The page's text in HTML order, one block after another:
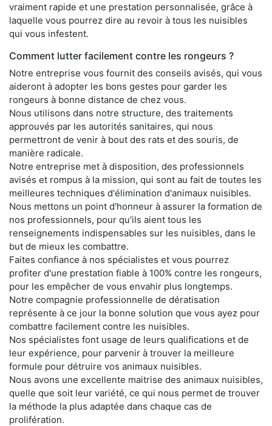
vraiment rapide et une prestation personnalisée, grâce à
laquelle vous pourrez dire au revoir à tous les nuisibles
qui vous infestent.
Comment lutter facilement contre les rongeurs ?
Notre entreprise vous fournit des conseils avisés, qui vous
aideront à adopter les bons gestes pour garder les
rongeurs à bonne distance de chez vous.
Nous utilisons dans notre structure, des traitements
approuvés par les autorités sanitaires, qui nous
permettront de venir à bout des rats et des souris, de
manière radicale.
Notre entreprise met à disposition, des professionnels
avisés et rompus à la mission, qui sont au fait de toutes les
meilleures techniques d'élimination d'animaux nuisibles.
Nous mettons un point d'honneur à assurer la formation de
nos professionnels, pour qu'ils aient tous les
renseignements indispensables sur les nuisibles, dans le
but de mieux les combattre.
Faites confiance à nos spécialistes et vous pourrez
profiter d'une prestation fiable à 100% contre les rongeurs,
pour les empêcher de vous envahir plus longtemps.
Notre compagnie professionnelle de dératisation
représente à ce jour la bonne solution que vous ayez pour
combattre facilement contre les nuisibles.
Nos spécialistes font usage de leurs qualifications et de
leur expérience, pour parvenir à trouver la meilleure
formule pour détruire vos animaux nuisibles.
Nous avons une excellente maitrise des animaux nuisibles,
quelle que soit leur variété, ce qui nous permet de trouver
la méthode la plus adaptée dans chaque cas de
prolifération.